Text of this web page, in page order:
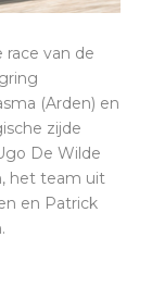
race van de
(Arden) en
zijde
De Wilde
het team uit
en Patrick